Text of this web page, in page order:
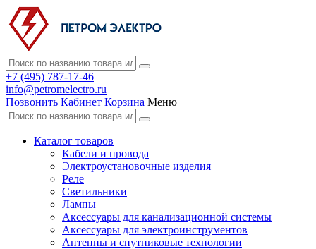
+7 (495) 787-17-46
info@petromelectro.ru
Позвонить Кабинет Корзина Меню
Каталог товаров
Кабели и провода
Электроустановочные изделия
Реле
Светильники
Лампы
Аксессуары для канализационной системы
Аксессуары для электроинструментов
Антенны и спутниковые технологии